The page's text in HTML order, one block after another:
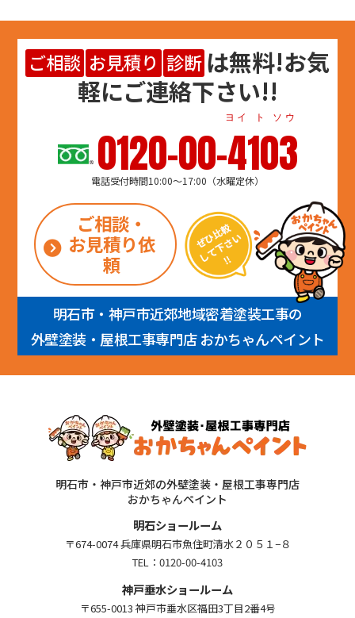
ご相談 お見積り 診断 は無料!お気
軽にご連絡下さい!!
0120-00-4103
ヨイ ト ソウ
電話受付時間10:00～17:00（水曜定休）
ご相談・
お見積り依
頼
明石市・神戸市近郊地域密着塗装工事の
外壁塗装・屋根工事専門店 おかちゃんペイント
明石市・神戸市近郊の外壁塗装・屋根工事専門店
おかちゃんペイント
明石ショールーム
〒674-0074 兵庫県明石市魚住町清水２０５１−８
TEL： 0120-00-4103
神戸垂水ショールーム
〒655-0013 神戸市垂水区福田3丁目2番4号